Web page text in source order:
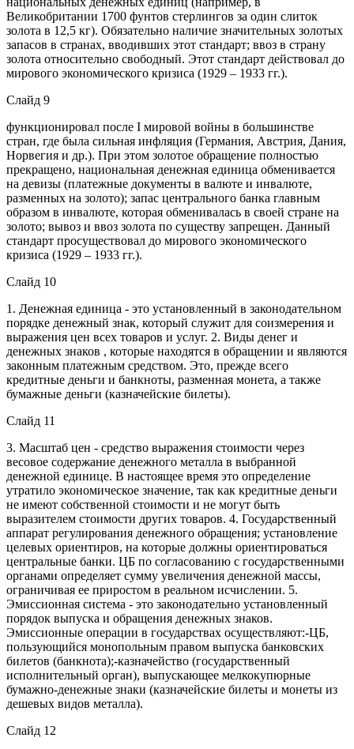
Великобритании 1700 фунтов стерлингов за один слиток
золота в 12,5 кг). Обязательно наличие значительных золотых
запасов в странах, вводивших этот стандарт; ввоз в страну
золота относительно свободный. Этот стандарт действовал до
мирового экономического кризиса (1929 – 1933 гг.).
Слайд 9
функционировал после I мировой войны в большинстве
стран, где была сильная инфляция (Германия, Австрия, Дания,
Норвегия и др.). При этом золотое обращение полностью
прекращено, национальная денежная единица обменивается
на девизы (платежные документы в валюте и инвалюте,
разменных на золото); запас центрального банка главным
образом в инвалюте, которая обменивалась в своей стране на
золото; вывоз и ввоз золота по существу запрещен. Данный
стандарт просуществовал до мирового экономического
кризиса (1929 – 1933 гг.).
Слайд 10
1. Денежная единица - это установленный в законодательном
порядке денежный знак, который служит для соизмерения и
выражения цен всех товаров и услуг. 2. Виды денег и
денежных знаков , которые находятся в обращении и являются
законным платежным средством. Это, прежде всего
кредитные деньги и банкноты, разменная монета, а также
бумажные деньги (казначейские билеты).
Слайд 11
3. Масштаб цен - средство выражения стоимости через
весовое содержание денежного металла в выбранной
денежной единице. В настоящее время это определение
утратило экономическое значение, так как кредитные деньги
не имеют собственной стоимости и не могут быть
выразителем стоимости других товаров. 4. Государственный
аппарат регулирования денежного обращения; установление
целевых ориентиров, на которые должны ориентироваться
центральные банки. ЦБ по согласованию с государственными
органами определяет сумму увеличения денежной массы,
ограничивая ее приростом в реальном исчислении. 5.
Эмиссионная система - это законодательно установленный
порядок выпуска и обращения денежных знаков.
Эмиссионные операции в государствах осуществляют:-ЦБ,
пользующийся монопольным правом выпуска банковских
билетов (банкнота);-казначейство (государственный
исполнительный орган), выпускающее мелкокупюрные
бумажно-денежные знаки (казначейские билеты и монеты из
дешевых видов металла).
Слайд 12